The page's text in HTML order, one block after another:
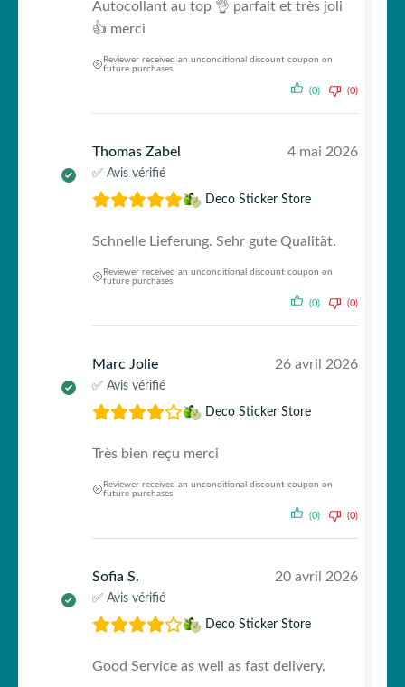
Autocollant au top 👌 parfait et très joli
👍 merci
Reviewer received an unconditional discount coupon on
future purchases
(0) (0)
Thomas Zabel
✅ Avis vérifié
4 mai 2026
Deco Sticker Store
Schnelle Lieferung. Sehr gute Qualität.
Reviewer received an unconditional discount coupon on
future purchases
(0) (0)
Marc Jolie
✅ Avis vérifié
26 avril 2026
Deco Sticker Store
Très bien reçu merci
Reviewer received an unconditional discount coupon on
future purchases
(0) (0)
Sofia S.
✅ Avis vérifié
20 avril 2026
Deco Sticker Store
Good Service as well as fast delivery.